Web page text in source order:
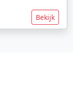
Bekijk